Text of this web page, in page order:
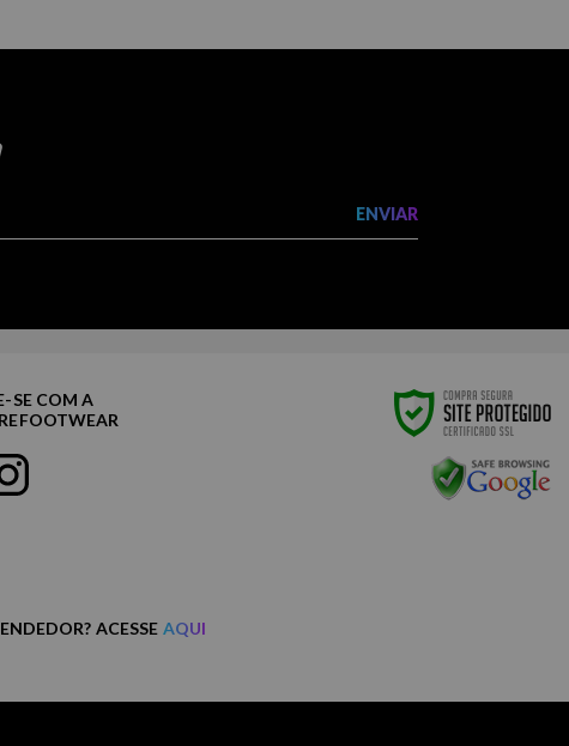
ENVIAR
SE COM A
ACESSE AQUI